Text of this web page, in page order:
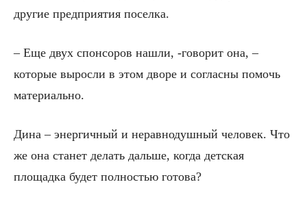
другие предприятия поселка.
– Еще двух спонсоров нашли, -говорит она, –
которые выросли в этом дворе и согласны помочь
материально.
Дина – энергичный и неравнодушный человек. Что
же она станет делать дальше, когда детская
площадка будет полностью готова?